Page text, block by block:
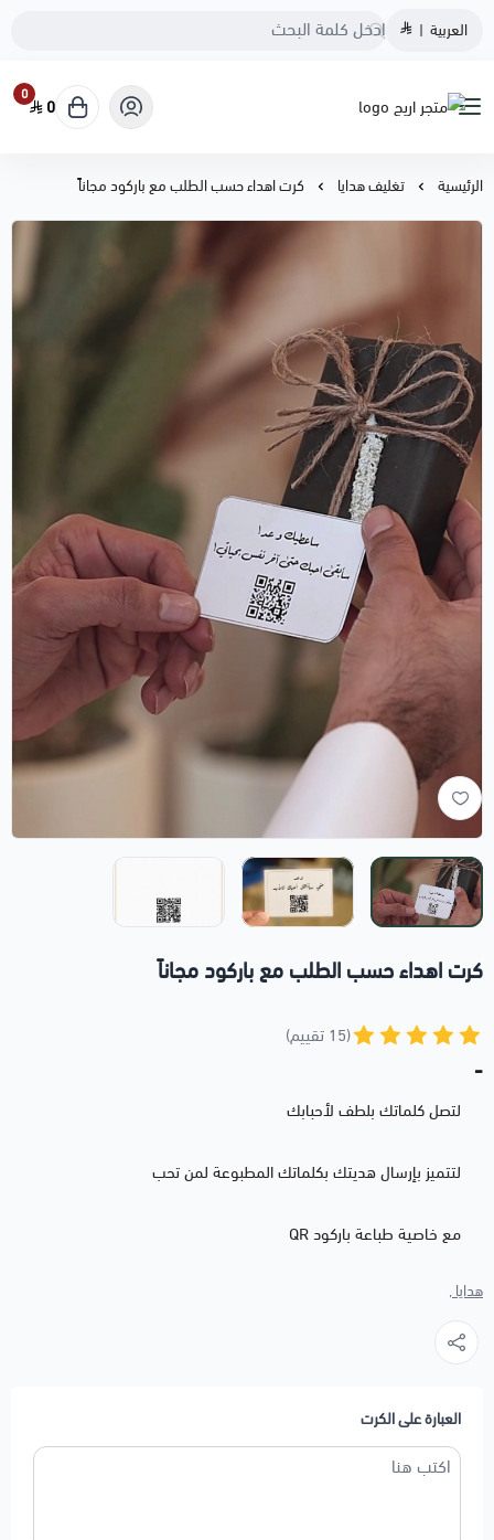
العربية |
متجر اريج
0
0
الرئيسية تغليف هدايا كرت اهداء حسب الطلب مع باركود مجاناً
كرت اهداء حسب الطلب مع باركود مجاناً
(15 تقييم)
-
لتصل كلماتك بلطف لأحبابك
لتتميز بإرسال هديتك بكلماتك المطبوعة لمن تحب
مع خاصية طباعة باركود QR
هدايا ,
العبارة على الكرت